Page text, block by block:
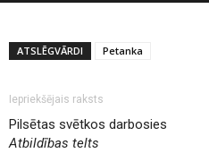
ATSLĒGVĀRDI Petanka
Iepriekšējais raksts
Pilsētas svētkos darbosies
Atbildības telts